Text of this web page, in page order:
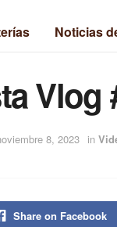
Noticias
8, 2023 in
Share on Facebook